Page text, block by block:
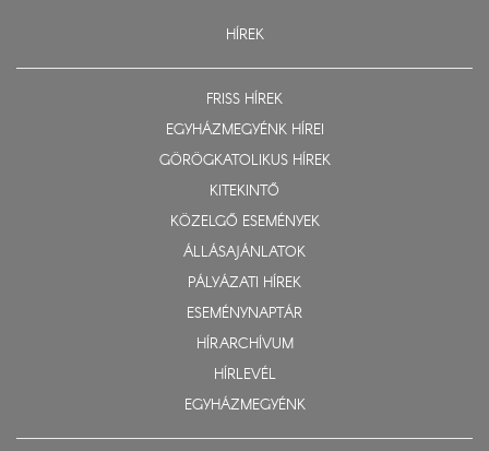
HÍREK
FRISS HÍREK
EGYHÁZMEGYÉNK HÍREI
GÖRÖGKATOLIKUS HÍREK
KITEKINTŐ
KÖZELGŐ ESEMÉNYEK
ÁLLÁSAJÁNLATOK
PÁLYÁZATI HÍREK
ESEMÉNYNAPTÁR
HÍRARCHÍVUM
HÍRLEVÉL
EGYHÁZMEGYÉNK